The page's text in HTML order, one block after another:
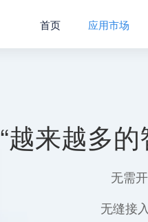
首页 应用市场
“越来越多
无需
无缝接